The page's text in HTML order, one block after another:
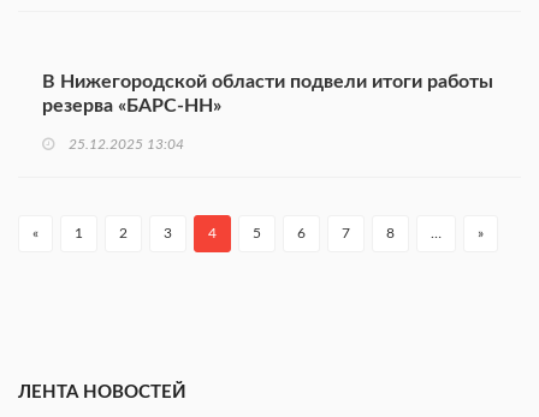
В Нижегородской области подвели итоги работы
резерва «БАРС-НН»
25.12.2025 13:04
« 1 2 3 4 5 6 7 8 »
ЛЕНТА НОВОСТЕЙ